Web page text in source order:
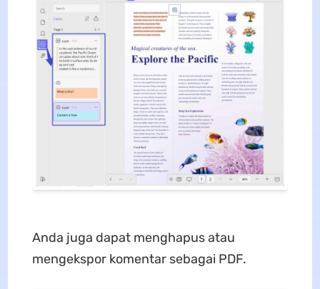
Anda juga dapat menghapus atau
mengekspor komentar sebagai PDF.